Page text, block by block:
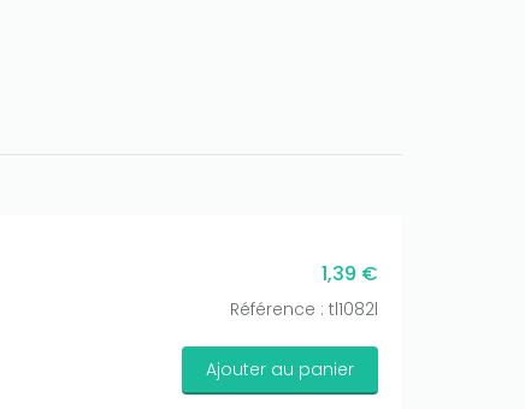
1,39 €
Référence : tl1082l
Ajouter au panier